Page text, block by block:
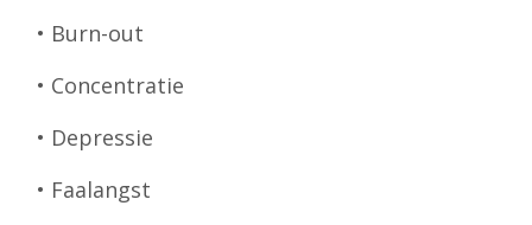
• Burn-out
• Concentratie
• Depressie
• Faalangst